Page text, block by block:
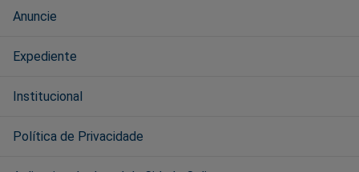
Anuncie
Expediente
Institucional
Política de Privacidade